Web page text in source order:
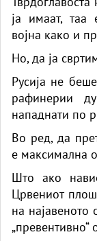
ја имаат,
војна како и
Но, да ја
Русија не
рафинерии
нападнати по
Во ред, да
е максимална
Што ако
Црвениот
на најавеното